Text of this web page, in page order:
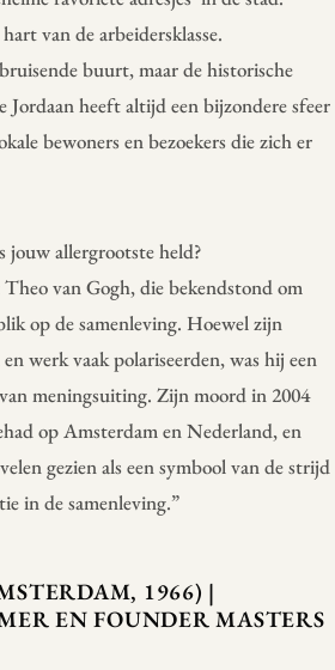
van de arbeidersklasse.
buurt, maar de historische
heeft altijd een bijzondere sfeer
bewoners en bezoekers die zich er
jouw allergrootste held?
van Gogh, die bekendstond om
op de samenleving. Hoewel zijn
werk vaak polariseerden, was hij een
meningsuiting. Zijn moord in 2004
op Amsterdam en Nederland, en
gezien als een symbool van de strijd
in de samenleving.”
1966) |
EN FOUNDER MASTERS